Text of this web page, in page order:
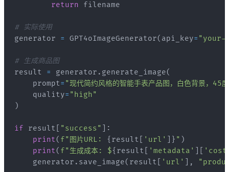
return
# 实际使用
generator = GPT4oImageGenerator( api_key= "your-
# 生成商品图
result = generator . generate_image(
    prompt
= "现代简约风格的智能手表产品图，白色背景，45
    quality
= "high"
)
if result "success"
:
print( f"图片URL: { result 'url' } " )
print( f"生成成本: ${ result 'metadata'
    generator
. save_image( result 'url' ,